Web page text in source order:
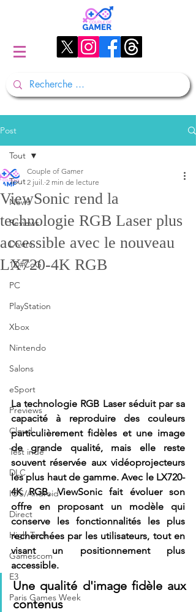
Post
Tout
News
Reviews
Divers
1D#CoG
PC
PlayStation
Xbox
Nintendo
Salons
eSport
Previews
Cloud
Test indé
DLC
IOS/Android
Direct
High Tech
Gamescom
E3
Paris Games Week
Tout
ViewSonic rend la
technologie RGB Laser plus
accessible avec le nouveau
LX720-4K RGB
Couple of Gamer
2 juil. 2 min de lecture
La technologie RGB Laser séduit par sa
capacité à reproduire des couleurs
particulièrement fidèles et une image
de grande qualité, mais elle reste
souvent réservée aux vidéoprojecteurs
les plus haut de gamme. Avec le LX720-
4K RGB, ViewSonic fait évoluer son
offre en proposant un modèle qui
conserve les fonctionnalités les plus
recherchées par les utilisateurs, tout en
visant un positionnement plus
accessible.
Une qualité d'image fidèle aux
contenus